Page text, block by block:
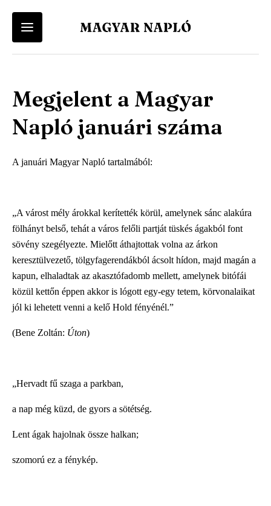
Ugrás
tartalomra
menü
Felhasználói fiókod eléréséhez először lépj be vagy regisztrálj.
Belépés Regisztráció
A kosár üres
Menü
Magyar
Napló
-
Főmenü
Magyar Napló Kiadó
Webáruház
Megjelent a Magyar
Napló januári száma
A januári Magyar Napló tartalmából:
„A várost mély árokkal kerítették körül, amelynek sánc alakúra
fölhányt belső, tehát a város felőli partját tüskés ágakból font
sövény szegélyezte. Mielőtt áthajtottak volna az árkon
keresztülvezető, tölgyfagerendákból ácsolt hídon, majd magán a
kapun, elhaladtak az akasztófadomb mellett, amelynek bitófái
közül kettőn éppen akkor is lógott egy-egy tetem, körvonalaikat
jól ki lehetett venni a kelő Hold fényénél.”
(Bene Zoltán: Úton)
„Hervadt fű szaga a parkban,
a nap még küzd, de gyors a sötétség.
Lent ágak hajolnak össze halkan;
szomorú ez a fénykép.